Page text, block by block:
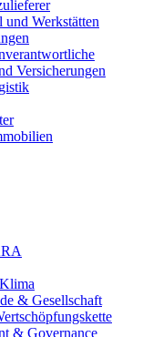
Werkstätten
Versicherungen
& Gesellschaft
& Governance